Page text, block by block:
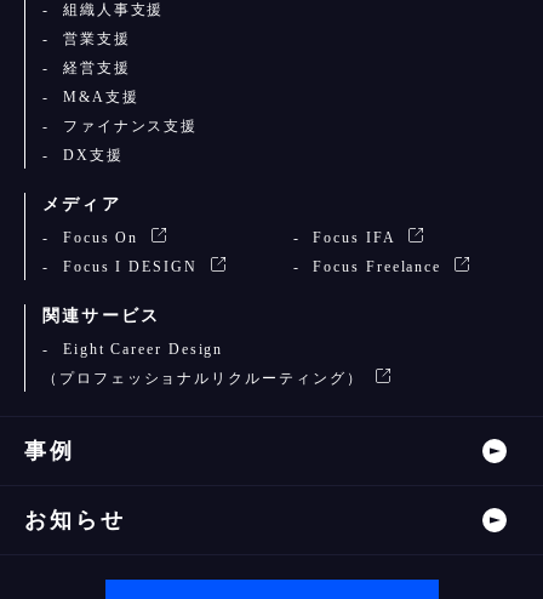
組織人事支援
営業支援
経営支援
M&A支援
ファイナンス支援
DX支援
メディア
Focus On
Focus IFA
Focus I DESIGN
Focus Freelance
関連サービス
Eight Career Design
（プロフェッショナルリクルーティング）
事例
お知らせ